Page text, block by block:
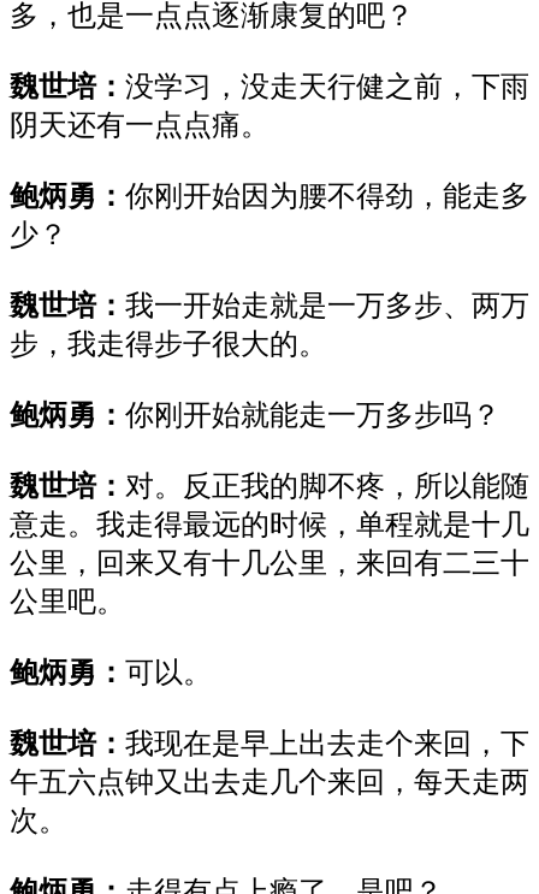
多，也是一点点逐渐康复的吧？
魏世培： 没学习， 没走天行健之前 ，下雨
阴天还有一点点痛。
鲍炳勇： 你刚开始因为腰不得劲，能走多
少？
魏世培： 我一开始走就是一万多步、两万
步 ， 我走得步子很大的。
鲍炳勇： 你刚开始就能走一万多步吗？
魏世培： 对。 反正我的脚不疼，所以能随
意走。 我走得最远的时候，单程就是十几
公里，回来又有十几公里， 来回有二三十
公里吧。
鲍炳勇： 可以。
魏世培： 我现在是早上出去走个来回，下
午五六点钟又出去走几个来回 ， 每天走两
次。